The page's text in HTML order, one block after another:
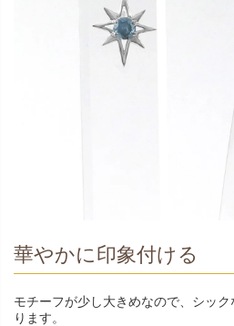
華やかに印象付ける
モチーフが少し大きめなので、シッ
ります。